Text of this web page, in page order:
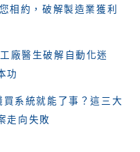
相約，破解製造業獲利
廠醫生破解自動化迷
功
系統就能了事？這三大
走向失敗